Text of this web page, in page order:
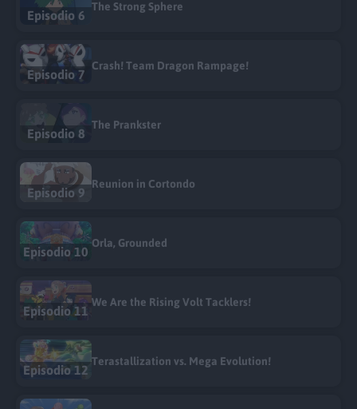
Episodio 6
The Strong Sphere
Episodio 7
Crash! Team Dragon Rampage!
Episodio 8
The Prankster
Episodio 9
Reunion in Cortondo
Episodio 10
Orla, Grounded
Episodio 11
We Are the Rising Volt Tacklers!
Episodio 12
Terastallization vs. Mega Evolution!